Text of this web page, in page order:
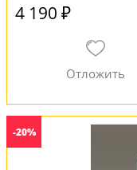
4 190 ₽
-20%